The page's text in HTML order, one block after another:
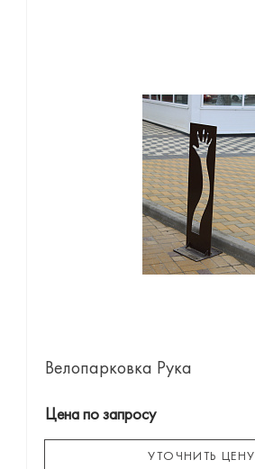
Велопарковка Рука
Цена по запросу
УТОЧНИТЬ ЦЕНУ